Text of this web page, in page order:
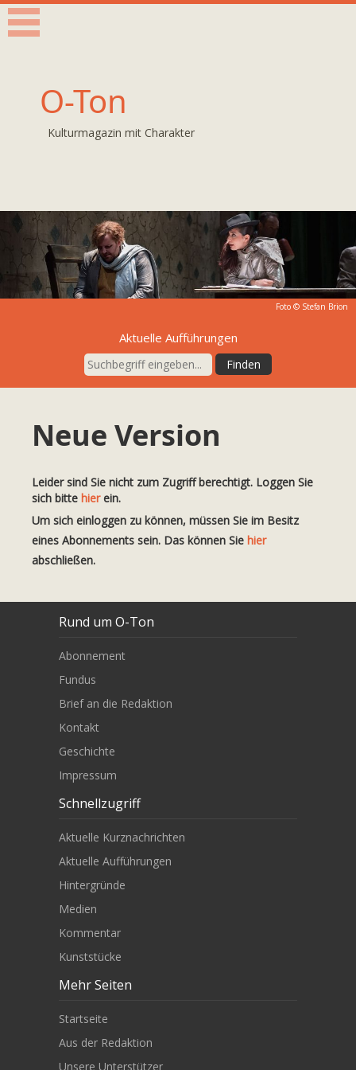
O-Ton
Kulturmagazin mit Charakter
Foto © Stefan Brion
Aktuelle Aufführungen
Neue Version
Leider sind Sie nicht zum Zugriff berechtigt. Loggen Sie
sich bitte hierein.
Um sich einloggen zu können, müssen Sie im Besitz
eines Abonnements sein. Das können Sie hier
abschließen.
Rund um O-Ton
Abonnement
Fundus
Brief an die Redaktion
Kontakt
Geschichte
Impressum
Schnellzugriff
Aktuelle Kurznachrichten
Aktuelle Aufführungen
Hintergründe
Medien
Kommentar
Kunststücke
Mehr Seiten
Startseite
Aus der Redaktion
Unsere Unterstützer